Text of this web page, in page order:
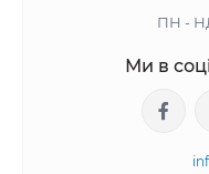
ПН -
Ми в